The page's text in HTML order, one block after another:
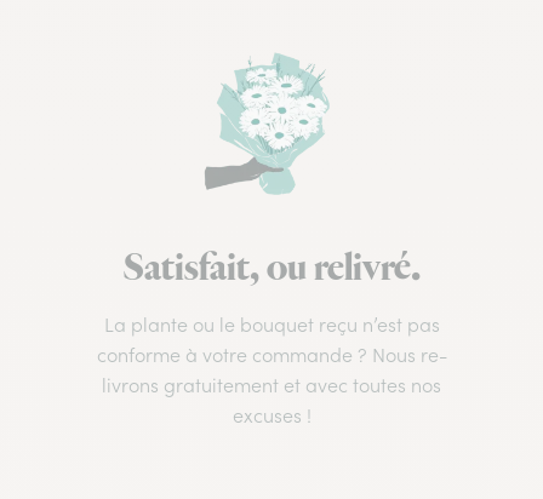
Satisfait, ou relivré.
La plante ou le bouquet reçu n’est pas
conforme à votre commande ? Nous re-
livrons gratuitement et avec toutes nos
excuses !